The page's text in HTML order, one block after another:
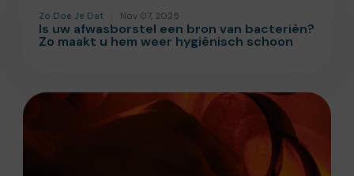
Zo Doe Je Dat Nov 07, 2025
Is uw afwasborstel een bron van bacteriën?
Zo maakt u hem weer hygiënisch schoon